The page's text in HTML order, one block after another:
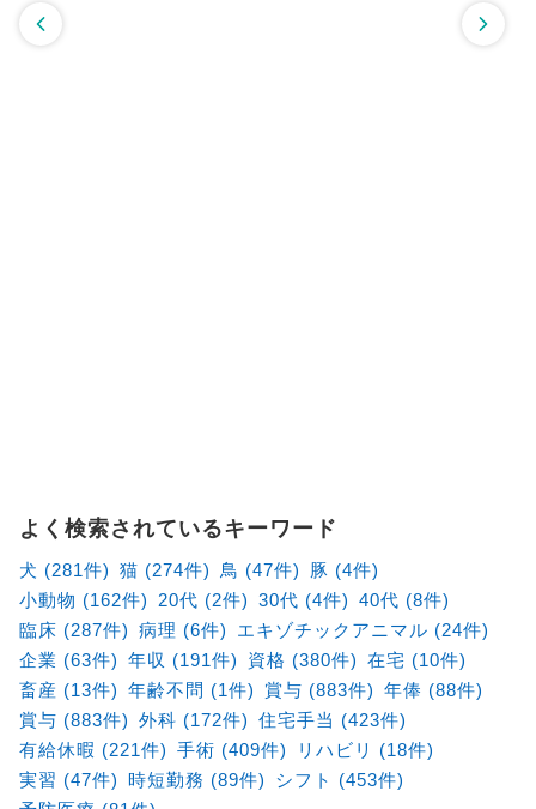
よく検索されているキーワード
犬 (281件) 猫 (274件) 鳥 (47件)
豚 (4件)
小動物 (162件)
20代 (2件) 30代 (4件) 40代 (8件)
臨床 (287件) 病理 (6件)
エキゾチックアニマル (24件)
企業 (63件) 年収 (191件) 資格 (380件) 在宅 (10件)
畜産 (13件) 年齢不問 (1件) 賞与 (883件) 年俸 (88件)
賞与 (883件) 外科 (172件) 住宅手当 (423件)
有給休暇 (221件) 手術 (409件)
リハビリ (18件)
実習 (47件) 時短勤務 (89件)
シフト (453件)